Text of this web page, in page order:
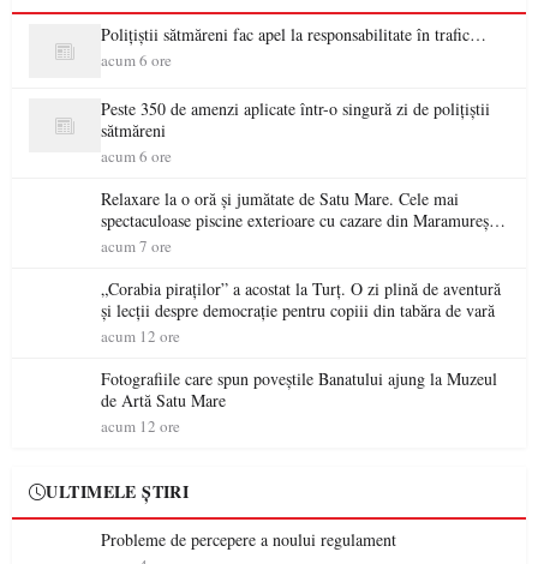
Polițiștii sătmăreni fac apel la responsabilitate în trafic…
acum 6 ore
Peste 350 de amenzi aplicate într-o singură zi de polițiștii
sătmăreni
acum 6 ore
Relaxare la o oră și jumătate de Satu Mare. Cele mai
spectaculoase piscine exterioare cu cazare din Maramureș,
ideale pentru o escapadă de vară
acum 7 ore
„Corabia piraților” a acostat la Turț. O zi plină de aventură
și lecții despre democrație pentru copiii din tabăra de vară
acum 12 ore
Fotografiile care spun poveștile Banatului ajung la Muzeul
de Artă Satu Mare
acum 12 ore
ULTIMELE ȘTIRI
Probleme de percepere a noului regulament